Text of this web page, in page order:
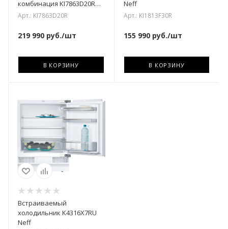
комбинация KI7863D20R
Neff
Арт.: KI7863D20R
219 990 руб./шт
В КОРЗИНУ
Neff
Арт.: KI1813F30R
155 990руб./шт
В КОРЗИНУ
Встраиваемый
холодильник K4316X7RU
Neff